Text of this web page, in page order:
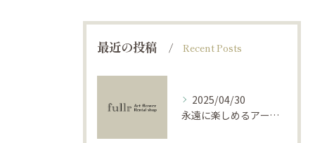
最近の投稿 Recent Posts
2025/04/30
永遠に楽しめるアーティフィシャルフラワーの使い方